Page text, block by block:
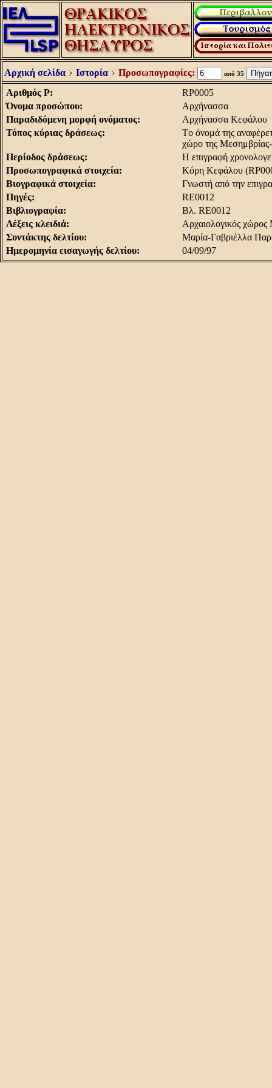
Αρχική σελίδα Ιστορία Προσωπογραφίες: από 35
Αριθμός Ρ:
RP0005
Όνομα προσώπου:
Aρχήνασσα
Παραδιδόμενη μορφή ονόματος:
Aρχήνασσα Kεφάλου
Τόπος κύριας δράσεως:
Tο όνομά της
χώρο της
Περίοδος δράσεως:
H επιγραφή
Προσωπογραφικά στοιχεία:
Kόρη Kεφάλου
Βιογραφικά στοιχεία:
Γνωστή από την
Πηγές:
RE0012
Βιβλιογραφία:
Bλ. RE0012
Λέξεις κλειδιά:
Aρχαιολογικός
Συντάκτης δελτίου:
Μαρία-Γαβριέλλα
Ημερομηνία εισαγωγής δελτίου:
04/09/97